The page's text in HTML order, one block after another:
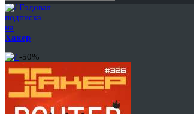
Годовая
подписка
на
Хакер
-50%